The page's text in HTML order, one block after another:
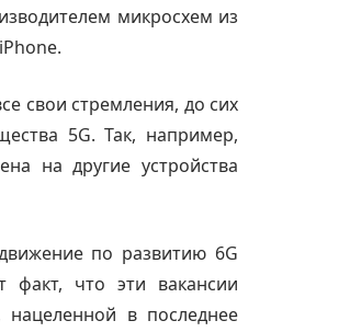
микросхем из
свои стремления, до сих
5G. Так, например,
на другие устройства
по развитию 6G
факт, что эти вакансии
в последнее